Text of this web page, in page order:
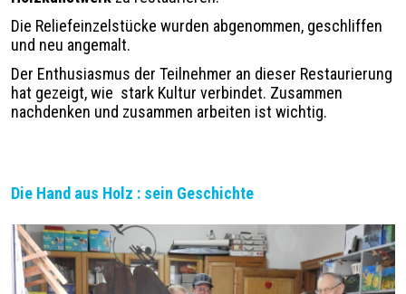
Die Reliefeinzelstücke wurden abgenommen, geschliffen
und neu angemalt.
Der Enthusiasmus der Teilnehmer an dieser Restaurierung
hat gezeigt, wie stark Kultur verbindet. Zusammen
nachdenken und zusammen arbeiten ist wichtig.
Die Hand aus Holz : sein Geschichte
Image